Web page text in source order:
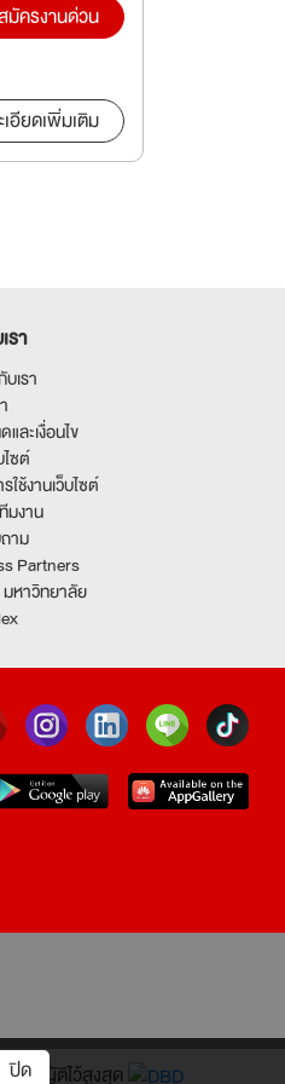
ปิด
มัครงานด่วน
อียดเพิ่มเติม
รา
เรา
ละเงื่อนไข
ซต์
ใช้งานเว็บไซต์
งาน
าม
Partners
หาวิทยาลัย
ยบัญญัติไว้สูงสุด